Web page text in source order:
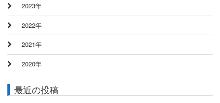
2023年
2022年
2021年
2020年
最近の投稿